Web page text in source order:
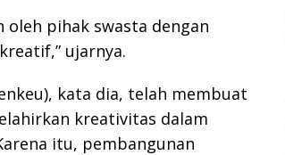
pihak swasta dengan
ujarnya.
kata dia, telah membuat
kreativitas dalam
itu, pembangunan